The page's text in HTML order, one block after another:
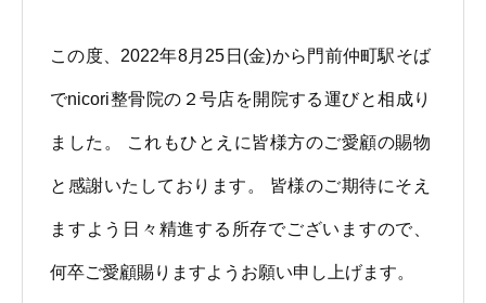
この度、 2022年8月25日(金)から 門前仲町駅そば
でnicori整骨院の２号店を開院する運びと相成り
ました。 これもひとえに皆様方のご愛顧の賜物
と感謝いたしております。 皆様のご期待にそえ
ますよう日々精進する所存でございますので、
何卒ご愛顧賜りますようお願い申し上げます。